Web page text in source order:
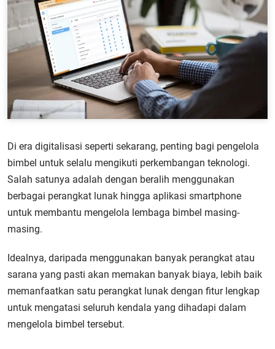
Di era digitalisasi seperti sekarang, penting bagi pengelola
bimbel untuk selalu mengikuti perkembangan teknologi.
Salah satunya adalah dengan beralih menggunakan
berbagai perangkat lunak hingga aplikasi smartphone
untuk membantu mengelola lembaga bimbel masing-
masing.
Idealnya, daripada menggunakan banyak perangkat atau
sarana yang pasti akan memakan banyak biaya, lebih baik
memanfaatkan satu perangkat lunak dengan fitur lengkap
untuk mengatasi seluruh kendala yang dihadapi dalam
mengelola bimbel tersebut.